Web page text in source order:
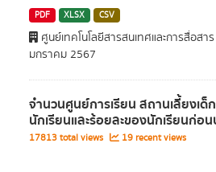
PDF XLSX CSV
ศูนย์เทคโนโลยีสารสนเทศและการสื่อส
มกราคม 2567
จำนวนศูนย์การเรียน สถานเลี้ยงเ
นักเรียนและร้อยละของนักเรียนก่อ
17813 total views 19 recent views